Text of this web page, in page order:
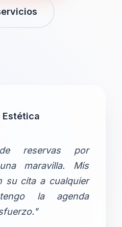
Estética
reservas por
maravilla. Mis
su cita a cualquier
la agenda